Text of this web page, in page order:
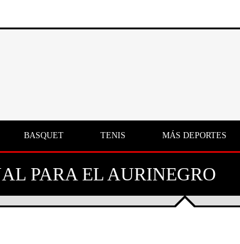
BASQUET TENIS MÁS DEPORTES
PARA EL AURINEGRO